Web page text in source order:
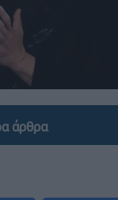
άρθρα